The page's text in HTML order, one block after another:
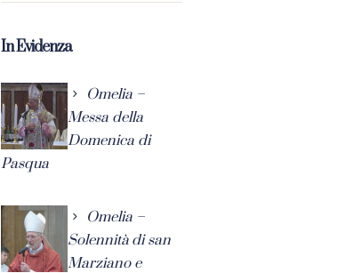
In Evidenza
Omelia –
Messa della
Domenica di
Pasqua
Omelia –
Solennità di san
Marziano e